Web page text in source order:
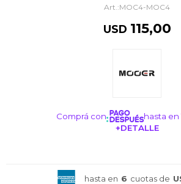
MOC4-MOC4
USD 115,00
Comprá con
hasta en
+DETALLE
hasta en 6 cuotas de